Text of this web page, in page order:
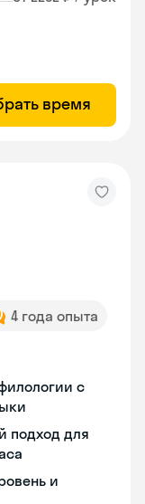
время
4 года опыта
с
подход для
и